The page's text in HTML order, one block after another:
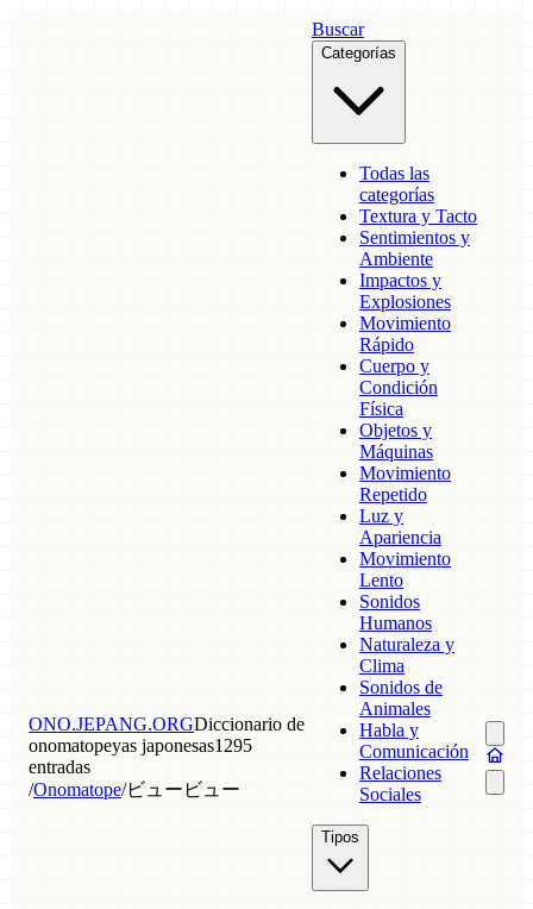
ONO.JEPANG.ORGDiccionario de
onomatopeyas japonesas1295
entradas
/Onomatope/ビュービュー
Buscar
Categorías
Todas las
categorías
Textura y Tacto
Sentimientos y
Ambiente
Impactos y
Explosiones
Movimiento
Rápido
Cuerpo y
Condición
Física
Objetos y
Máquinas
Movimiento
Repetido
Luz y
Apariencia
Movimiento
Lento
Sonidos
Humanos
Naturaleza y
Clima
Sonidos de
Animales
Habla y
Comunicación
Relaciones
Sociales
Tipos